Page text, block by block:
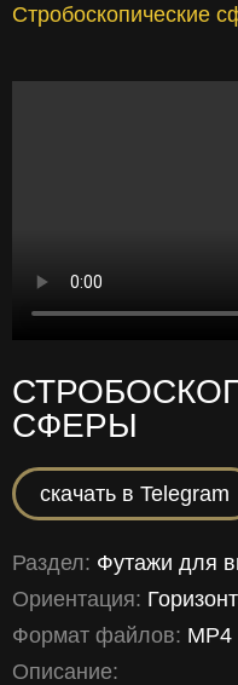
Стробоскопические
СФЕРЫ
скачать в Telegram
Раздел: Футажи для
Ориентация:
Формат файлов: MP4
Описание: